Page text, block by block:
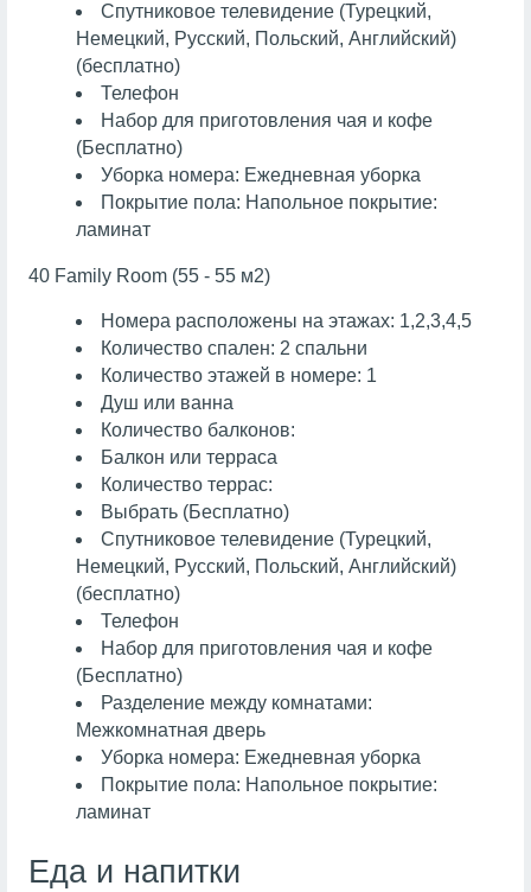
Спутниковое телевидение (Турецкий,
Немецкий, Русский, Польский, Английский)
(бесплатно)
Телефон
Набор для приготовления чая и кофе
(Бесплатно)
Уборка номера: Ежедневная уборка
Покрытие пола: Напольное покрытие:
ламинат
40 Family Room (55 - 55 м2)
Номера расположены на этажах: 1,2,3,4,5
Количество спален: 2 спальни
Количество этажей в номере: 1
Душ или ванна
Количество балконов:
Балкон или терраса
Количество террас:
Выбрать (Бесплатно)
Спутниковое телевидение (Турецкий,
Немецкий, Русский, Польский, Английский)
(бесплатно)
Телефон
Набор для приготовления чая и кофе
(Бесплатно)
Разделение между комнатами:
Межкомнатная дверь
Уборка номера: Ежедневная уборка
Покрытие пола: Напольное покрытие:
ламинат
Еда и напитки